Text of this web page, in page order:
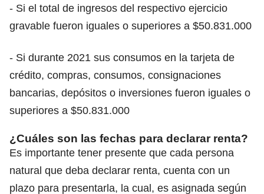
- Si el total de ingresos del respectivo ejercicio
gravable fueron iguales o superiores a $50.831.000
- Si durante 2021 sus consumos en la tarjeta de
crédito, compras, consumos, consignaciones
bancarias, depósitos o inversiones fueron iguales o
superiores a $50.831.000
¿Cuáles son las fechas para declarar renta?
Es importante tener presente que cada persona
natural que deba declarar renta, cuenta con un
plazo para presentarla, la cual, es asignada según